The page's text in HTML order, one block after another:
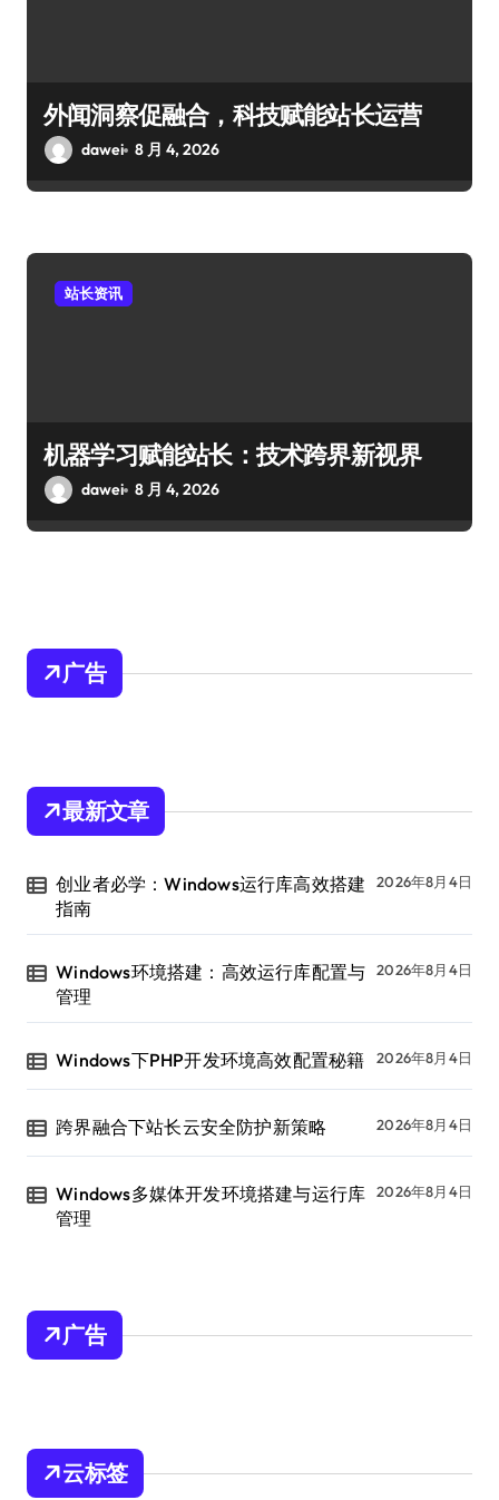
外闻洞察促融合，科技赋能站长运营
dawei 8 月 4, 2026
站长资讯
机器学习赋能站长：技术跨界新视界
dawei 8 月 4, 2026
广告
最新文章
创业者必学：Windows运行库高效搭建
指南
2026年8月4日
Windows环境搭建：高效运行库配置与
管理
2026年8月4日
Windows下PHP开发环境高效配置秘籍 2026年8月4日
跨界融合下站长云安全防护新策略 2026年8月4日
Windows多媒体开发环境搭建与运行库
管理
2026年8月4日
广告
云标签